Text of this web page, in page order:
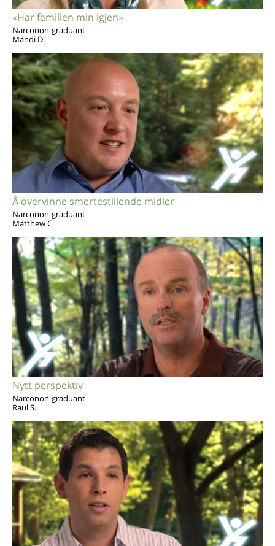
«Har familien min igjen»
Narconon-graduant
Mandi D.
Å overvinne smertestillende midler
Narconon-graduant
Matthew C.
Nytt perspektiv
Narconon-graduant
Raul S.